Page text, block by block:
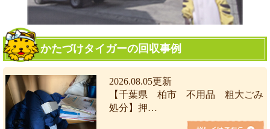
かたづけタイガーの回収事例
2026.08.05更新
【千葉県 柏市 不用品 粗大ごみ
処分】押…